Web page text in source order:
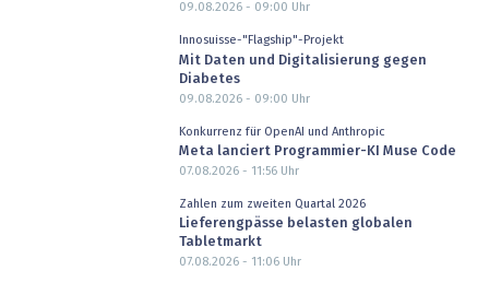
09.08.2026 - 09:00 Uhr
Innosuisse-"Flagship"-Projekt
Mit Daten und Digitalisierung gegen
Diabetes
09.08.2026 - 09:00 Uhr
Konkurrenz für OpenAI und Anthropic
Meta lanciert Programmier-KI Muse Code
07.08.2026 - 11:56Uhr
Zahlen zum zweiten Quartal 2026
Lieferengpässe belasten globalen
Tabletmarkt
07.08.2026 - 11:06Uhr